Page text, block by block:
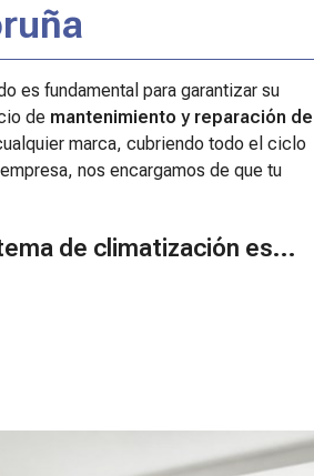
es fundamental para garantizar su
de mantenimiento y reparación de
marca, cubriendo todo el ciclo
nos encargamos de que tu
de climatización es...